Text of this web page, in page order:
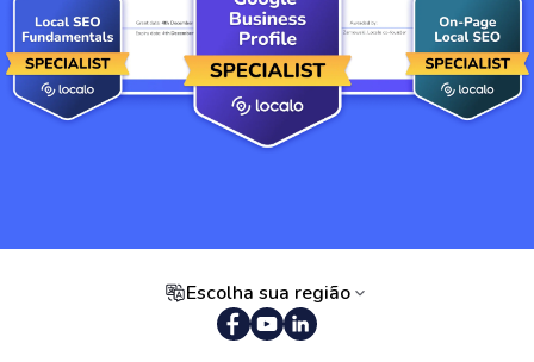
Escolha sua região